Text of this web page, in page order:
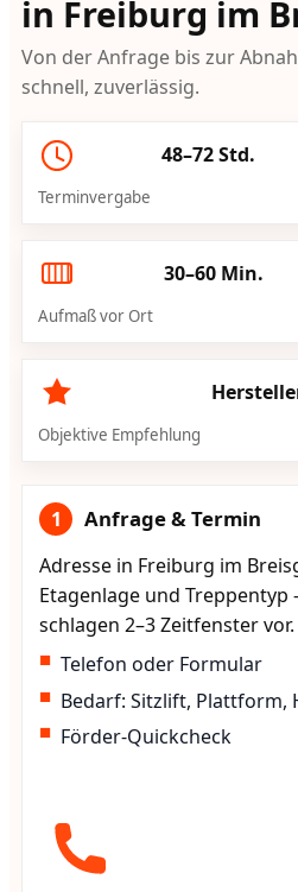
in Freiburg im
Von der Anfrage bis zur
schnell, zuverlässig.
48–72 Std.
Terminvergabe
30–60 Min.
Aufmaß vor Ort
Objektive Empfehlung
1 Anfrage & Termin
Adresse in Freiburg im
Etagenlage und Treppentyp
schlagen 2–3 Zeitfenster vor.
Telefon oder Formular
Bedarf: Sitzlift, Plattform,
Förder-Quickcheck